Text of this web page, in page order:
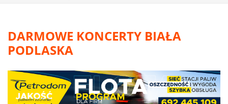
DARMOWE KONCERTY BIAŁA
PODLASKA